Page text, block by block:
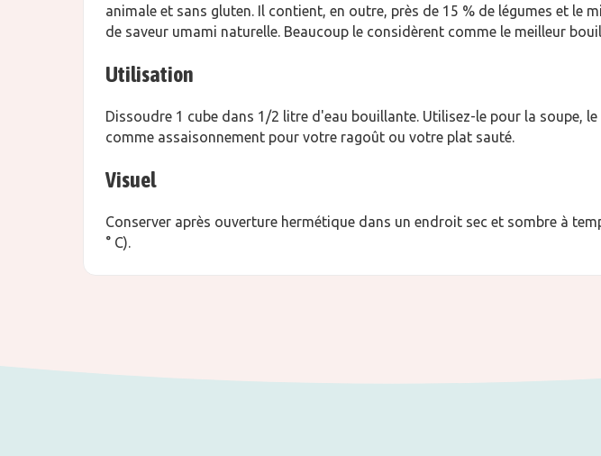
animale et sans gluten. Il contient, en outre, près de 15 % de légumes et le
de saveur umami naturelle. Beaucoup le considèrent comme le meilleur
Utilisation
Dissoudre 1 cube dans 1/2 litre d'eau bouillante. Utilisez-le pour la soupe,
comme assaisonnement pour votre ragoût ou votre plat sauté.
Visuel
Conserver après ouverture hermétique dans un endroit sec et sombre à
° C).